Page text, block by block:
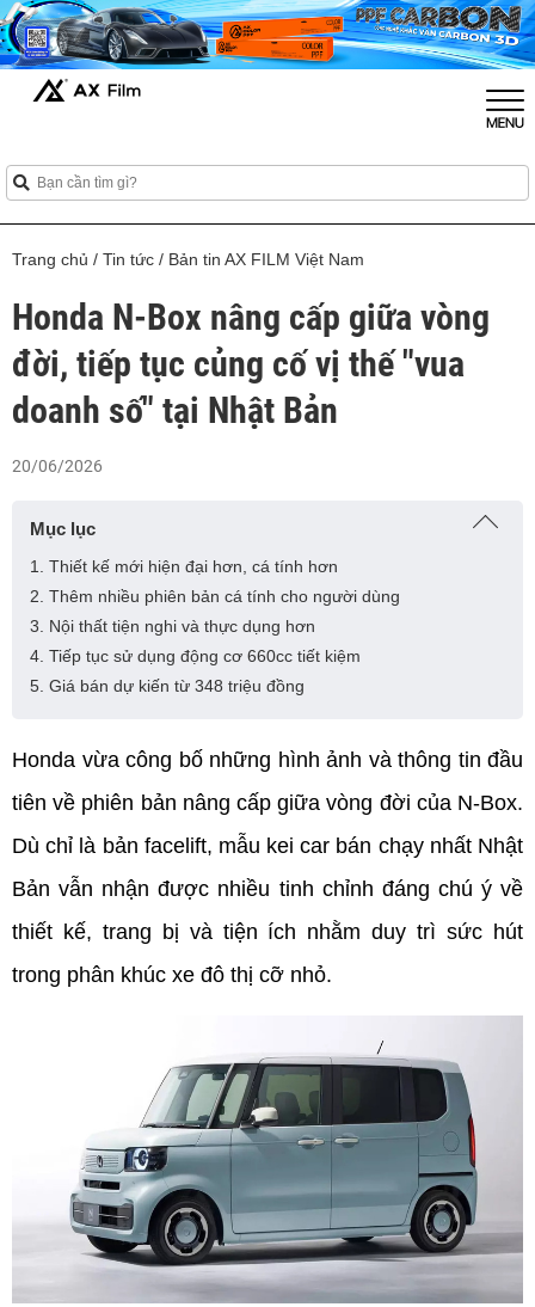
Trang chủ / Tin tức / Bản tin AX FILM Việt Nam
Honda N-Box nâng cấp giữa vòng
đời, tiếp tục củng cố vị thế "vua
doanh số" tại Nhật Bản
20/06/2026
Mục lục
1. Thiết kế mới hiện đại hơn, cá tính hơn
2. Thêm nhiều phiên bản cá tính cho người dùng
3. Nội thất tiện nghi và thực dụng hơn
4. Tiếp tục sử dụng động cơ 660cc tiết kiệm
5. Giá bán dự kiến từ 348 triệu đồng
Honda vừa công bố những hình ảnh và thông tin đầu
tiên về phiên bản nâng cấp giữa vòng đời của N-Box.
Dù chỉ là bản facelift, mẫu kei car bán chạy nhất Nhật
Bản vẫn nhận được nhiều tinh chỉnh đáng chú ý về
thiết kế, trang bị và tiện ích nhằm duy trì sức hút
trong phân khúc xe đô thị cỡ nhỏ.